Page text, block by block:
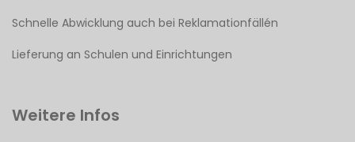
Schnelle Abwicklung auch bei Reklamationfällén
Lieferung an Schulen und Einrichtungen
Weitere Infos